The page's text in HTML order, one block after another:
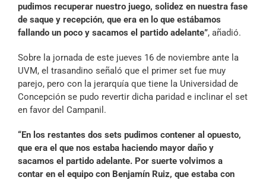
pudimos recuperar nuestro juego, solidez en nuestra fase
de saque y recepción, que era en lo que estábamos
fallando un poco y sacamos el partido adelante”, añadió.
Sobre la jornada de este jueves 16 de noviembre ante la
UVM, el trasandino señaló que el primer set fue muy
parejo, pero con la jerarquía que tiene la Universidad de
Concepción se pudo revertir dicha paridad e inclinar el set
en favor del Campanil.
“En los restantes dos sets pudimos contener al opuesto,
que era el que nos estaba haciendo mayor daño y
sacamos el partido adelante. Por suerte volvimos a
contar en el equipo con Benjamín Ruiz, que estaba con